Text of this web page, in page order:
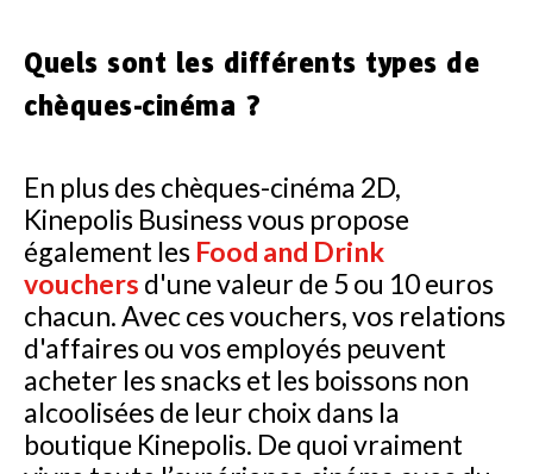
Quels sont les différents types de
chèques-cinéma ?
En plus des chèques-cinéma 2D,
Kinepolis Business vous propose
également les Food and Drink
vouchers d'une valeur de 5 ou 10 euros
chacun. Avec ces vouchers, vos relations
d'affaires ou vos employés peuvent
acheter les snacks et les boissons non
alcoolisées de leur choix dans la
boutique Kinepolis. De quoi vraiment